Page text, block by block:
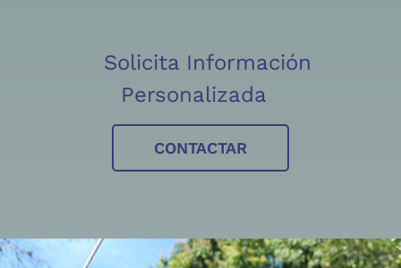
Solicita Información
Personalizada
CONTACTAR